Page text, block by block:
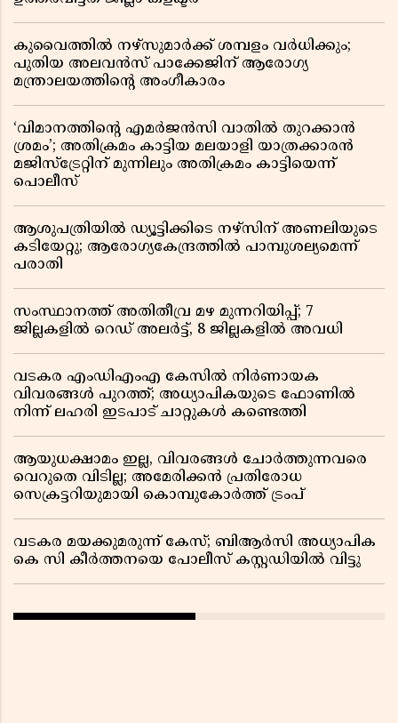
കുവൈത്തിൽ നഴ്‌സുമാർക്ക് ശമ്പളം വർധിക്കും;
പുതിയ അലവൻസ് പാക്കേജിന് ആരോഗ്യ
മന്ത്രാലയത്തിൻ്റെ അംഗീകാരം
‘വിമാനത്തിൻ്റെ എമർജൻസി വാതിൽ തുറക്കാൻ
ശ്രമം’; അതിക്രമം കാട്ടിയ മലയാളി യാത്രക്കാരൻ
മജിസ്ട്രേറ്റിന് മുന്നിലും അതിക്രമം കാട്ടിയെന്ന്
പൊലീസ്
ആശുപത്രിയിൽ ഡ്യൂട്ടിക്കിടെ നഴ്സിന് അണലിയുടെ
കടിയേറ്റു; ആരോഗ്യകേന്ദ്രത്തിൽ പാമ്പുശല്യമെന്ന്
പരാതി
സംസ്ഥാനത്ത് അതിതീവ്ര മഴ മുന്നറിയിപ്പ്; 7
ജില്ലകളിൽ റെഡ് അലർട്ട്, 8 ജില്ലകളിൽ അവധി
വടകര എംഡിഎംഎ കേസിൽ നിർണായക
വിവരങ്ങൾ പുറത്ത്; അധ്യാപികയുടെ ഫോണിൽ
നിന്ന് ലഹരി ഇടപാട് ചാറ്റുകൾ കണ്ടെത്തി
ആയുധക്ഷാമം ഇല്ല, വിവരങ്ങൾ ചോർത്തുന്നവരെ
വെറുതെ വിടില്ല; അമേരിക്കൻ പ്രതിരോധ
സെക്രട്ടറിയുമായി കൊമ്പുകോർത്ത് ട്രംപ്
വടകര മയക്കുമരുന്ന് കേസ്; ബിആർസി അധ്യാപിക
കെ സി കീർത്തനയെ പോലീസ് കസ്റ്റഡിയിൽ വിട്ടു